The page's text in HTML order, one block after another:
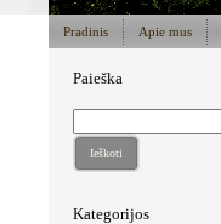
Pradinis Apie mus
Paieška
Ieškoti
Kategorijos